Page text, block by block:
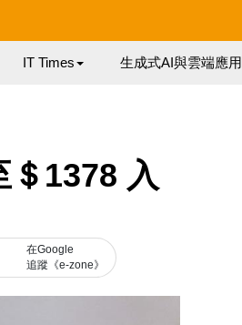
IT Times 生成式AI與雲端應用
1378 入
在Google
追蹤《e-zone》